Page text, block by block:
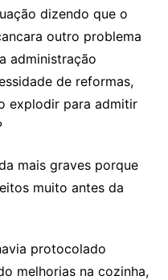
dizendo que o
outro problema
administração
de reformas,
explodir para admitir
mais graves porque
muito antes da
protocolado
melhorias na cozinha,